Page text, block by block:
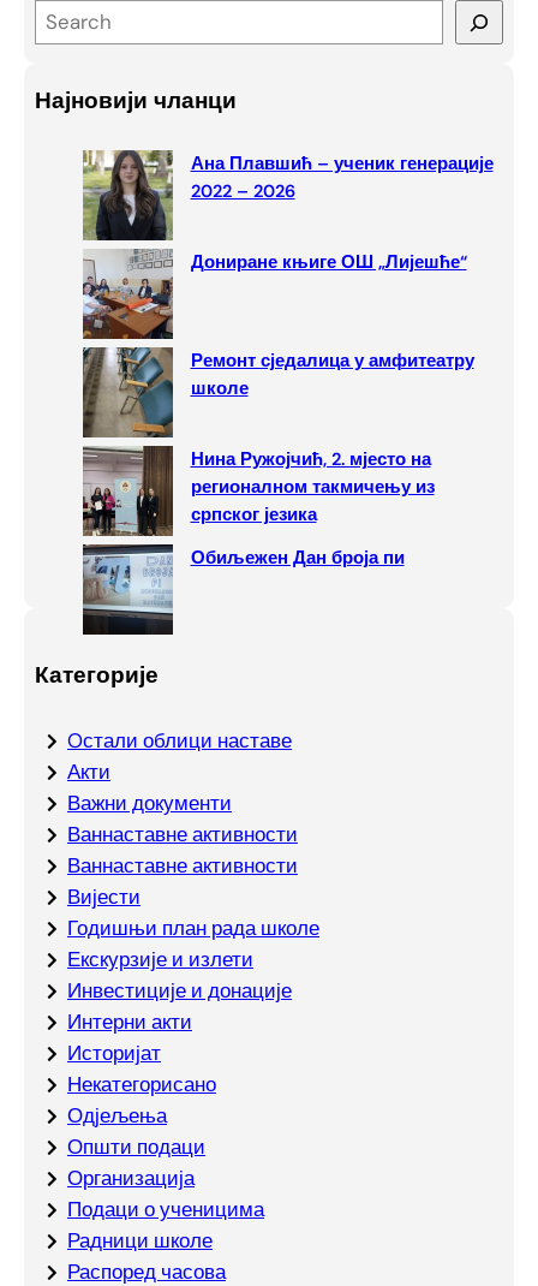
e
rНајновији чланци
Ана Плавшић – ученик генерације
2022 – 2026
Дониране књиге ОШ „Лијешће“
Ремонт сједалица у амфитеатру
школе
Нина Ружојчић, 2. мјесто на
регионалном такмичењу из
српског језика
Обиљежен Дан броја пи
Категорије
Oстали облици наставе
Акти
Важни документи
Ваннаставне активности
Ваннаставне активности
Вијести
Годишњи план рада школе
Екскурзије и излети
Инвестиције и донације
Интерни акти
Историјат
Некатегорисано
Одјељења
Општи подаци
Организација
Подаци о ученицима
Радници школе
Распоред часова